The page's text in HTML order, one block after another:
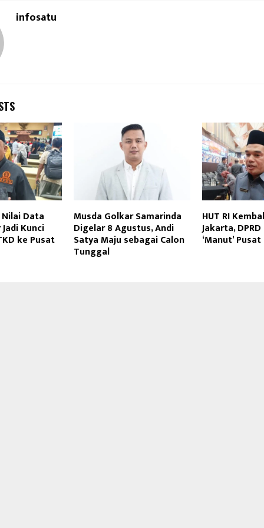
infosatu
Data
Kunci
ke Pusat
Musda Golkar Samarinda
Digelar 8 Agustus, Andi
Satya Maju sebagai Calon
Tunggal
HUT RI
Jakarta,
‘Manut’ Pusat